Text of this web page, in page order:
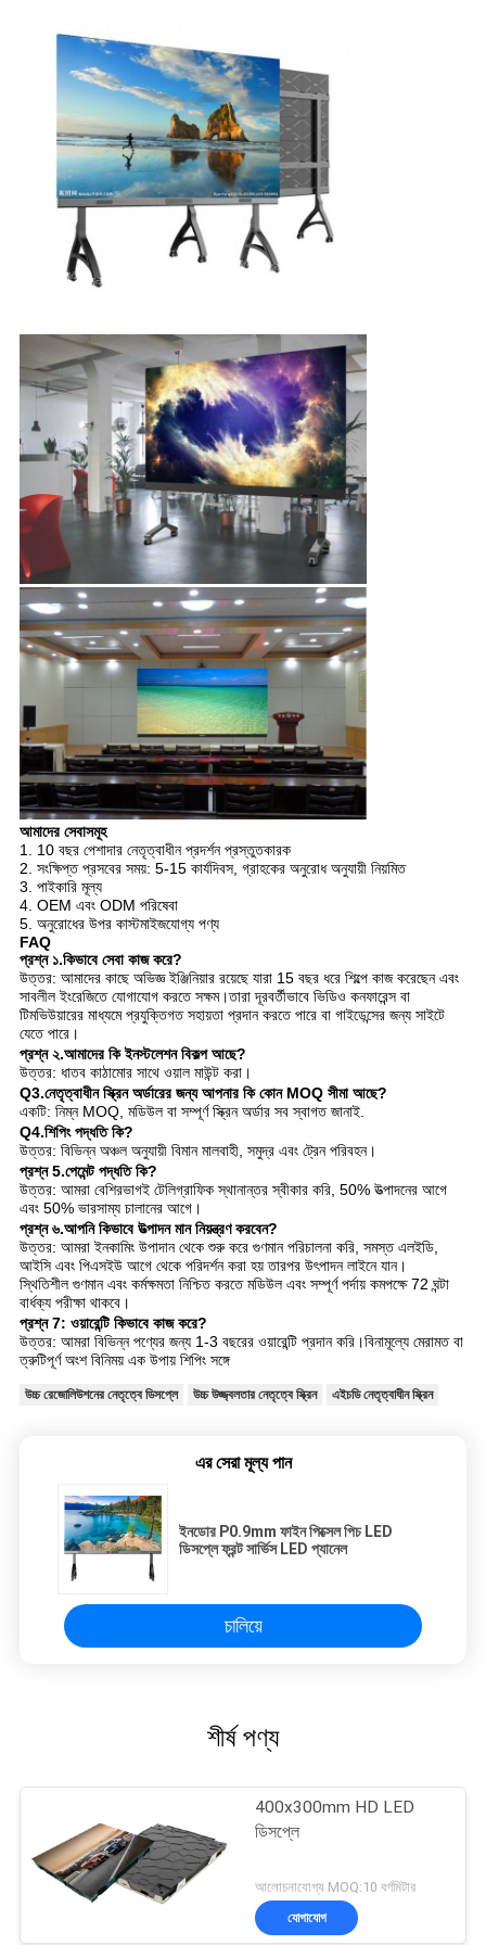
আমাদের সেবাসমূহ
1. 10 বছর পেশাদার নেতৃত্বাধীন প্রদর্শন প্রস্তুতকারক
2. সংক্ষিপ্ত প্রসবের সময়: 5-15 কার্যদিবস, গ্রাহকের অনুরোধ অনুযায়ী নিয়মিত
3. পাইকারি মূল্য
4. OEM এবং ODM পরিষেবা
5. অনুরোধের উপর কাস্টমাইজযোগ্য পণ্য
FAQ
প্রশ্ন ১.কিভাবে সেবা কাজ করে?
উত্তর: আমাদের কাছে অভিজ্ঞ ইঞ্জিনিয়ার রয়েছে যারা 15 বছর ধরে শিল্পে কাজ করেছেন এবং
সাবলীল ইংরেজিতে যোগাযোগ করতে সক্ষম।তারা দূরবর্তীভাবে ভিডিও কনফারেন্স বা
টিমভিউয়ারের মাধ্যমে প্রযুক্তিগত সহায়তা প্রদান করতে পারে বা গাইডেন্সের জন্য সাইটে
যেতে পারে।
প্রশ্ন ২.আমাদের কি ইনস্টলেশন বিকল্প আছে?
উত্তর: ধাতব কাঠামোর সাথে ওয়াল মাউন্ট করা।
Q3.নেতৃত্বাধীন স্ক্রিন অর্ডারের জন্য আপনার কি কোন MOQ সীমা আছে?
একটি: নিম্ন MOQ, মডিউল বা সম্পূর্ণ স্ক্রিন অর্ডার সব স্বাগত জানাই.
Q4.শিপিং পদ্ধতি কি?
উত্তর: বিভিন্ন অঞ্চল অনুযায়ী বিমান মালবাহী, সমুদ্র এবং ট্রেন পরিবহন।
প্রশ্ন 5.পেমেন্ট পদ্ধতি কি?
উত্তর: আমরা বেশিরভাগই টেলিগ্রাফিক স্থানান্তর স্বীকার করি, 50% উত্পাদনের আগে
এবং 50% ভারসাম্য চালানের আগে।
প্রশ্ন ৬.আপনি কিভাবে উত্পাদন মান নিয়ন্ত্রণ করবেন?
উত্তর: আমরা ইনকামিং উপাদান থেকে শুরু করে গুণমান পরিচালনা করি, সমস্ত এলইডি,
আইসি এবং পিএসইউ আগে থেকে পরিদর্শন করা হয় তারপর উৎপাদন লাইনে যান।
স্থিতিশীল গুণমান এবং কর্মক্ষমতা নিশ্চিত করতে মডিউল এবং সম্পূর্ণ পর্দায় কমপক্ষে 72 ঘন্টা
বার্ধক্য পরীক্ষা থাকবে।
প্রশ্ন 7: ওয়ারেন্টি কিভাবে কাজ করে?
উত্তর: আমরা বিভিন্ন পণ্যের জন্য 1-3 বছরের ওয়ারেন্টি প্রদান করি।বিনামূল্যে মেরামত বা
ত্রুটিপূর্ণ অংশ বিনিময় এক উপায় শিপিং সঙ্গে
উচ্চ রেজোলিউশনের নেতৃত্বে ডিসপ্লে উচ্চ উজ্জ্বলতার নেতৃত্বে স্ক্রিন এইচডি নেতৃত্বাধীন স্ক্রিন
এর সেরা মূল্য পান
ইনডোর P0.9mm ফাইন পিক্সেল পিচ LED
ডিসপ্লে ফ্রন্ট সার্ভিস LED প্যানেল
চালিয়ে
শীর্ষ পণ্য
400x300mm HD LED
ডিসপ্লে
আলোচনাযোগ্য MOQ:10 বর্গমিটার
যোগাযোগ